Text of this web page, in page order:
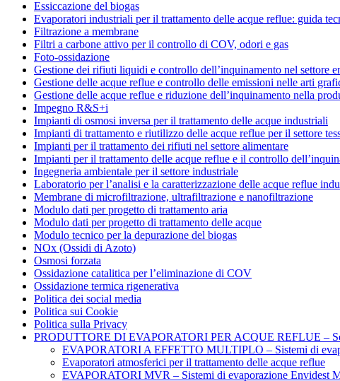
Essiccazione del biogas
Evaporatori industriali per il trattamento delle acque reflue: guida
Filtrazione a membrane
Filtri a carbone attivo per il controllo di COV, odori e gas
Foto-ossidazione
Gestione dei rifiuti liquidi e controllo dell’inquinamento nel settore
Gestione delle acque reflue e controllo delle emissioni nelle arti
Gestione delle acque reflue e riduzione dell’inquinamento nella
Impegno R&S+i
Impianti di osmosi inversa per il trattamento delle acque industriali
Impianti di trattamento e riutilizzo delle acque reflue per il settore
Impianti per il trattamento dei rifiuti nel settore alimentare
Impianti per il trattamento delle acque reflue e il controllo
Ingegneria ambientale per il settore industriale
Laboratorio per l’analisi e la caratterizzazione delle acque reflue
Membrane di microfiltrazione, ultrafiltrazione e nanofiltrazione
Modulo dati per progetto di trattamento aria
Modulo dati per progetto di trattamento delle acque
Modulo tecnico per la depurazione del biogas
NOx (Ossidi di Azoto)
Osmosi forzata
Ossidazione catalitica per l’eliminazione di COV
Ossidazione termica rigenerativa
Politica dei social media
Politica sui Cookie
Politica sulla Privacy
PRODUTTORE DI EVAPORATORI PER ACQUE REFLUE –
EVAPORATORI A EFFETTO MULTIPLO – Sistemi di
Evaporatori atmosferici per il trattamento delle acque reflue
EVAPORATORI MVR – Sistemi di evaporazione Envidest